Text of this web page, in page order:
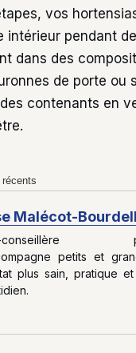
vos
intérieur pendant
dans des
de porte ou
contenants en
Malécot-
conseillère
petits et
plus sain, pratique